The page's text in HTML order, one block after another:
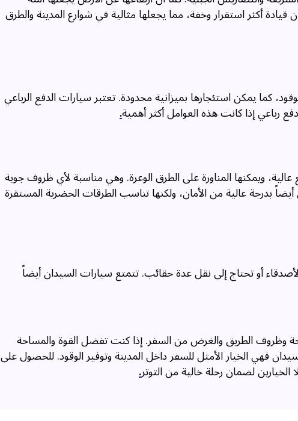
أكثر استقرار وخفة، مما يجعلها مثالية في شوارع المدينة والطرق
كما يمكن استئجارها بميزانية محدودة. تعتبر سيارات الدفع الرباعي
دفع رباعي إذا كانت هذه العوامل أكثر أهمية.
ويمكنها المناورة على الطرق الوعرة. وهي مناسبة لأي ظروف جوية
بدرجة عالية من الأمان، ولكنها تناسب الطرقات الحضرية المستقرة
أو تحتاج إلى نقل عدة حقائب. تتمتع سيارات السيدان أيضاً
وظروف الطريق والغرض من السفر. إذا كنت تفضل القوة والمساحة
فهي الخيار الأمثل للسفر داخل المدينة وتوفير الوقود. للحصول على
الخيارين لضمان رحلة خالية من التوتر.